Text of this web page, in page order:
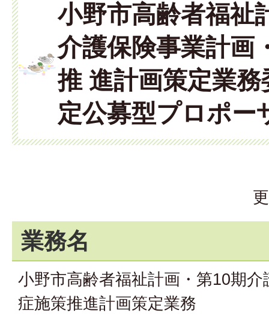
小野市高齢者福祉
介護保険事業計画
推 進計画策定業
定公募型プロポー
業務名
小野市高齢者福祉計画・第10期
症施策推進計画策定業務